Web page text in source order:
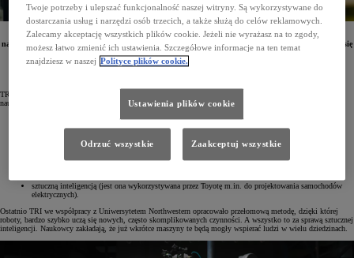
Naukowcy związani z Toyota Research Institute (TRI) opracowali przełomową metodę pozwalającą
na błyskawiczne zwiększanie możliwości robotów. Nowych, przydatnych czynności maszyny te mogą się
uczyć za sprawą sztucznej inteligencji. Do 2024 roku liczba umiejętności robotów zwiększy się
z 60 do ponad 1000.
TRI, czyli Toyota Reaserch Institute, to wiodący ośrodek badawczy Toyoty. Związani są z nim najlepsi
naukowcy i inżynierowie, którzy pracują m.in. nad:
sztuczną inteligencją (jest ona wykorzystywana przez Toyotę m.in. do projektowania samochodów
elektrycznych).
Ostatnio TRI we współpracy z Uniwersytetem Northwestern opracowało przełomową metodę, dzięki której
roboty, bardzo szybko uczą się nowych, często skomplikowanych czynności. A wszystko to za sprawą sztucznej
inteligencji. Naukowcy zakładają, że już wkrótce maszyny te będą mogły wspierać ludzi w wielu dziedzinach.
Twoje potrzeby i ulepszać funkcjonalność naszej witryny. Są wykorzystywane do
dostarczania usług i narzędzi osób trzecich, a także służą do celów reklamowych.
Zalecamy akceptację wszystkich plików cookie. Jeżeli nie wyrażasz na to zgody,
możesz łatwo zmienić ich ustawienia. Szczegółowe informacje na ten temat
znajdziesz w naszej Polityce plików cookie.
Ustawienia plików cookie
Odrzuć wszystkie Zaakceptuj wszystkie